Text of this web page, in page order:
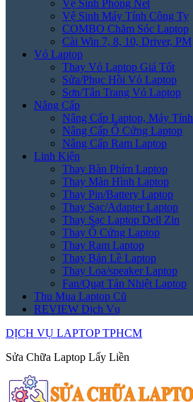
Vệ Sinh Phòng Net
Vệ Sinh Máy Tính Công Ty
COMBO Chăm Sóc Laptop
Cài Win 7, 8, 10, Driver, PM
Vỏ Laptop
Thay Vỏ Laptop Giá Tốt
Sửa/Phục Hồi Vỏ Laptop
Sơn/Tân Trang Vỏ Laptop
Nâng Cấp
Nâng Cấp Laptop, Máy Tính
Nâng Cấp Ổ Cứng Laptop
Nâng Cấp Ram Laptop
Linh Kiện
Thay Bàn Phím Laptop
Thay Màn Hình Laptop
Thay Pin/Battery Laptop
Thay Sạc/Adapter Laptop
Thay Sạc Laptop Dell Zin
Thay Ổ Cứng Laptop
Thay Ram Laptop
Thay Bản Lề Laptop
Thay Loa/speaker Laptop
Fan/Quạt Tản Nhiệt Laptop
Thu Mua Laptop Cũ
REVIEW Dịch Vụ
DỊCH VỤ LAPTOP TPHCM
Sửa Chữa Laptop Lấy Liền